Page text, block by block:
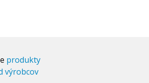
produkty
výrobcov